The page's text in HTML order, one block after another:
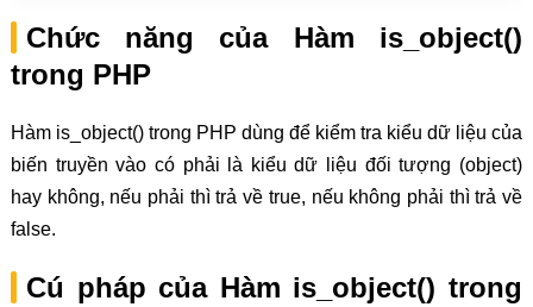
Chức năng của Hàm is_object()
trong PHP
Hàm is_object() trong PHP dùng để kiểm tra kiểu dữ liệu của
biến truyền vào có phải là kiểu dữ liệu đối tượng (object)
hay không, nếu phải thì trả về true, nếu không phải thì trả về
false.
Cú pháp của Hàm is_object() trong